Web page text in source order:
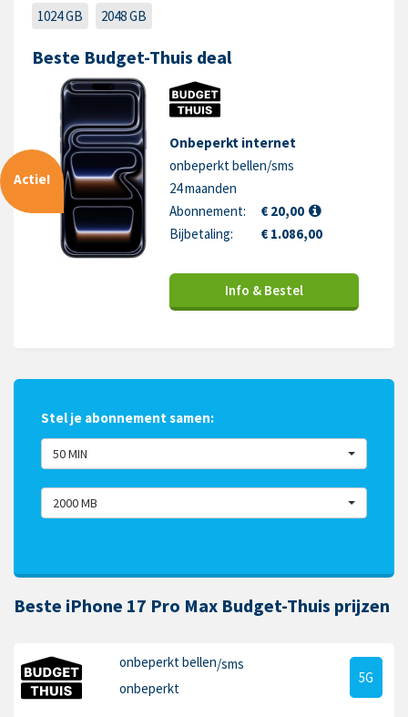
1024 GB
2048 GB
Beste Budget-Thuis deal
Actie!
Onbeperkt internet
onbeperkt bellen/sms
24 maanden
Abonnement:
€ 20,00
Bijbetaling:
€ 1.086,00
Info & Bestel
Stel je abonnement samen:
50 MIN
2000 MB
Beste iPhone 17 Pro Max Budget-Thuis prijzen
onbeperkt bellen/sms
onbeperkt
5G